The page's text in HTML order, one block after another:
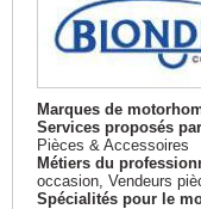
Marques de
Services proposés
Pièces & Accessoires
Métiers du
occasion, Vendeurs
Spécialités pour le